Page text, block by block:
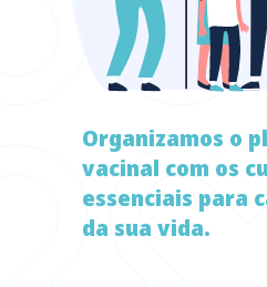
Organizamos o
vacinal com os
essenciais para
da sua vida.